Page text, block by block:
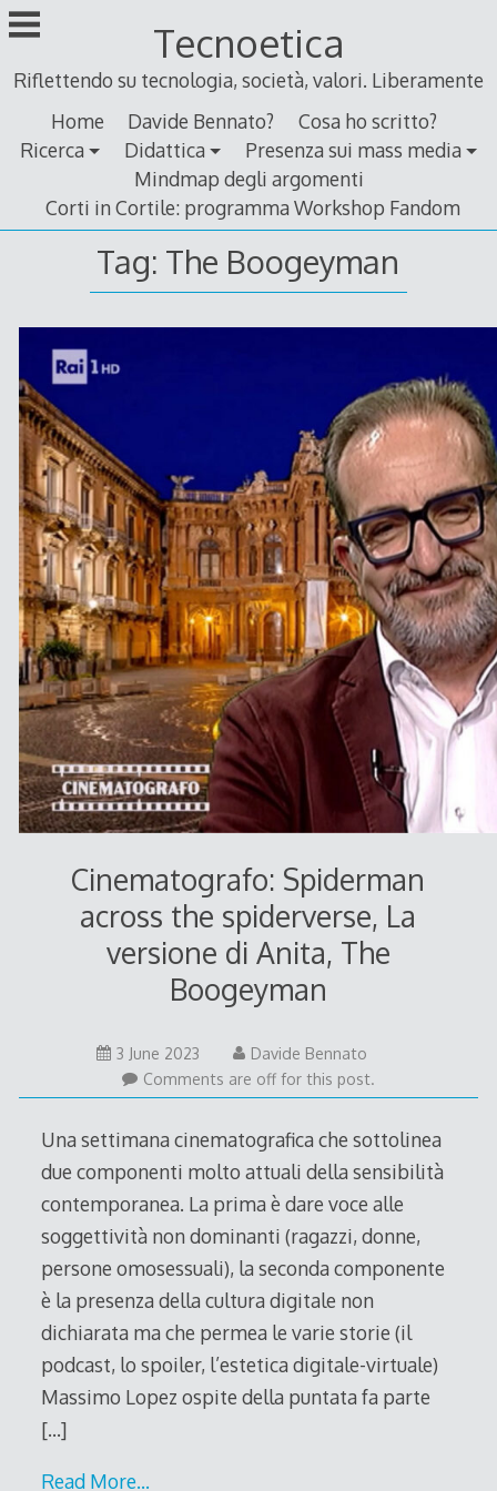
Skip
to
Tecnoetica
Riflettendo su tecnologia, società, valori. Liberamente
Home
Davide Bennato?
Cosa ho scritto?
Ricerca
Didattica
Presenza sui mass media
Mindmap degli argomenti
Corti in Cortile: programma Workshop Fandom
Tag: The Boogeyman
Cinematografo: Spiderman
across the spiderverse, La
versione di Anita, The
Boogeyman
3 June 2023
Davide Bennato
Comments are off for this post.
Una settimana cinematografica che sottolinea
due componenti molto attuali della sensibilità
contemporanea. La prima è dare voce alle
soggettività non dominanti (ragazzi, donne,
persone omosessuali), la seconda componente
è la presenza della cultura digitale non
dichiarata ma che permea le varie storie (il
podcast, lo spoiler, l’estetica digitale-virtuale)
Massimo Lopez ospite della puntata fa parte
[…]
Read More…